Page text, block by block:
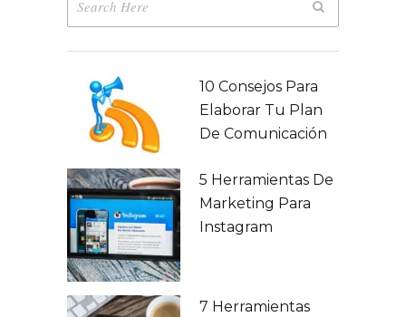
10 Consejos Para
Elaborar Tu Plan
De Comunicación
5 Herramientas De
Marketing Para
Instagram
7 Herramientas